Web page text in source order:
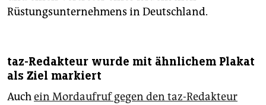
Rüstungsunternehmens in Deutschland.
taz-Redakteur wurde mit ähnlichem Plakat
als Ziel markiert
Auchein Mordaufruf gegen den taz-Redakteur